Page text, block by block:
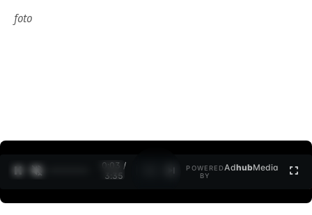
foto
0:04 /
3:35
POWERED
BY
AdhubMedia